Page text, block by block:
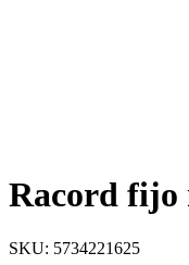
Racord fijo
SKU: 5734221625